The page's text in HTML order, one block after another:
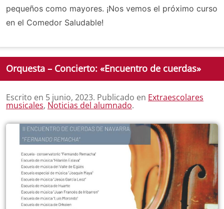
pequeños como mayores. ¡Nos vemos el próximo curso
en el Comedor Saludable!
Orquesta – Concierto: «Encuentro de cuerdas»
Escrito en 5 junio, 2023. Publicado en Extraescolares
musicales, Noticias del alumnado.